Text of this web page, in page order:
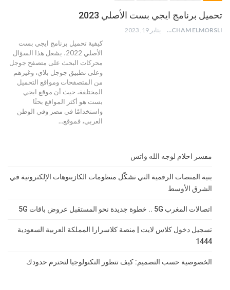
تحميل برنامج ايجي بست الأصلي 2023
HICHAM ELMORSLI يناير 19, 2023
كيفية تحميل برنامج ايجي بست
الأصلي 2022، يشغل هذا السؤال
محركات البحث على متصفح جوجل
وعلى تطبيق جوجل بلاي، وغيرهم
من المتصفحات ومواقع التحميل
المختلفة، حيث أن موقع ايجي
بست هو أكثر المواقع بحثًا
واستخدامًا في مصر وفي الوطن
العربي، فموقع…
مفسر احلام لوجه الله واتس
بنية المنصات الرقمية التي تشكّل منظومات الكازينوهات الإلكترونية في
الشرق الأوسط
اتصالات المغرب 5G .. خطوة جديدة نحو المستقبل عروض باقات 5G
تسجيل دخول كلاس لايت | منصة كلاسرارا المملكة العربية السعودية
1444
الخصوصية حسب التصميم: كيف تتطور التكنولوجيا لتحترم حدودك